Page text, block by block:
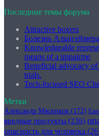
Последние темы форума
Attractive boxers
Болезнь Альцгеймера
Knowledgeable
means of a impairme
Beneficial advocacy
trials.
Tech-focused SEO
Метки
Александр Мясников (172)
вредные продукты (236)
опасность для человека